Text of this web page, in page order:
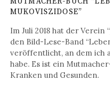
MUKOVISZIDOSE”
Im Juli 2018 hat der Verein “
den Bild-Lese-Band
veröffentlicht, an dem ich
habe. Es ist ein
Kranken und Gesunden.